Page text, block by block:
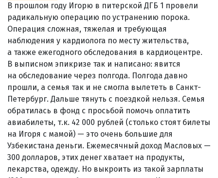
В прошлом году Игорю в питерской ДГБ 1 провели
радикальную операцию по устранению порока.
Операция сложная, тяжелая и требующая
наблюдения у кардиолога по месту жительства,
а также ежегодного обследования в кардиоцентре.
В выписном эпикризе так и написано: явится
на обследование через полгода. Полгода давно
прошли, а семья так и не смогла вылететь в Санкт-
Петербург. Дальше тянуть с поездкой нельзя. Семья
обратилась в фонд с просьбой помочь оплатить
авиабилеты, т.к. 42 000 рублей (столько стоят билеты
на Игоря с мамой) — это очень большие для
Узбекистана деньги. Ежемесячный доход Масловых —
300 долларов, этих денег хватает на продукты,
лекарства, одежду. Но выкроить из такой зарплаты